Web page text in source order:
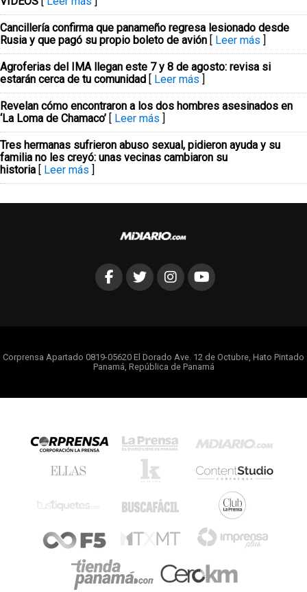
Cancillería confirma que panameño regresa lesionado desde
Rusia y que pagó su propio boleto de avión [ Leer más ]
Agroferias del IMA llegan este 7 y 8 de agosto: revisa si
estarán cerca de tu comunidad [ Leer más ]
Revelan cómo encontraron a los dos hombres asesinados en
‘La Loma de Chamaco’ [ Leer más ]
Tres hermanas sufrieron abuso sexual, pidieron ayuda y su
familia no les creyó: unas vecinas cambiaron su
historia [ Leer más ]
Corprensa Apartado 0819-05620 El Dorado Ave. 12 de Octubre, Hato Pintado
Panamá, República de Panamá